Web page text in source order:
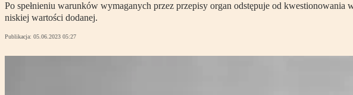
Po spełnieniu warunków wymaganych przez przepisy organ odstępuje od
niskiej wartości dodanej.
Publikacja: 05.06.2023 05:27